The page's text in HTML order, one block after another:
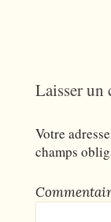
Laisser un
Votre
champs